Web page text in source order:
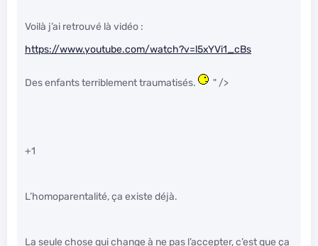
Voilà j’ai retrouvé là vidéo :
https://www.youtube.com/watch?v=l5xYVi1_cBs
Des enfants terriblement traumatisés. " />
+1
L’homoparentalité, ça existe déjà.
La seule chose qui change à ne pas l’accepter, c’est que ça